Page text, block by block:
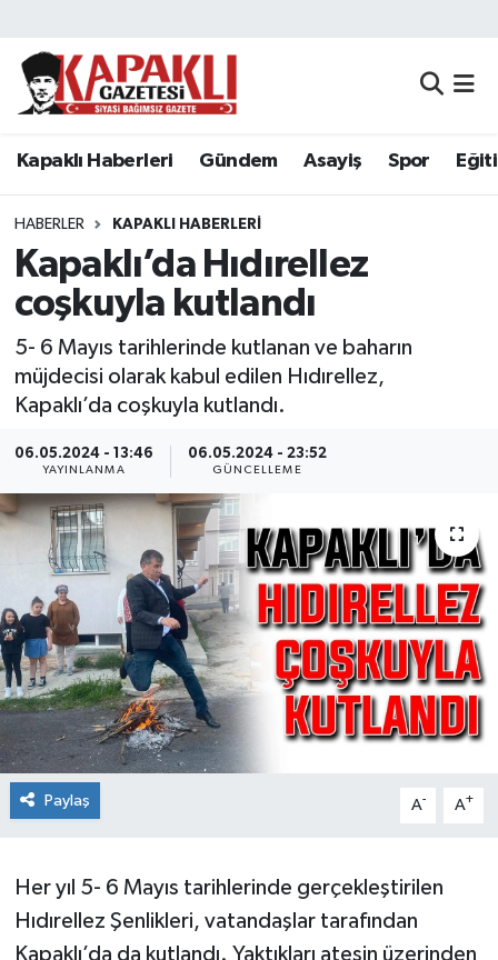
Kapaklı Haberleri Gündem Asayiş Spor
HABERLER KAPAKLI HABERLERI
Kapaklı’da Hıdırellez
coşkuyla kutlandı
5- 6 Mayıs tarihlerinde kutlanan ve baharın
müjdecisi olarak kabul edilen Hıdırellez,
Kapaklı’da coşkuyla kutlandı.
06.05.2024 - 13:46
YAYINLANMA
06.05.2024 - 23:52
GÜNCELLEME
Paylaş A- A+
Her yıl 5- 6 Mayıs tarihlerinde gerçekleştirilen
Hıdırellez Şenlikleri, vatandaşlar tarafından
Kapaklı’da da kutlandı. Yaktıkları ateşin üzerinden
Kapaklı Haberleri
Asayiş
Spor
Eğitim
Siyaset
Ekonomi
Sağlık
Teknoloji
Yaşam
Tekirdağ Nöbetçi Eczaneler
Tekirdağ Namaz Vakitleri
Tekirdağ Trafik Yoğunluk Haritası
Süper Lig Puan Durumu ve Fikstür
Tüm Manşetler